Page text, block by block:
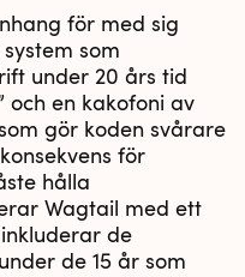
för med sig
som
under 20 års tid
och en kakofoni av
gör koden svårare
för
hålla
Wagtail med ett
de
de 15 år som